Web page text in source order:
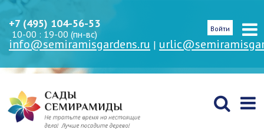
+7 (495) 104-56-53
10-00 : 19-00 (пн-вс)
info@semiramisgardens.ru |
Войти